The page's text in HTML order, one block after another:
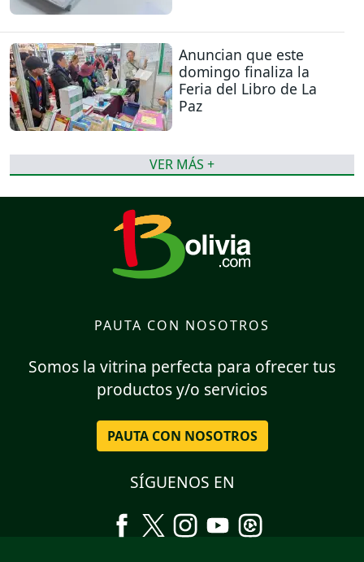
Anuncian que este
domingo finaliza la
Feria del Libro de La
Paz
VER MÁS +
PAUTA CON NOSOTROS
Somos la vitrina perfecta para ofrecer tus
productos y/o servicios
PAUTA CON NOSOTROS
SÍGUENOS EN